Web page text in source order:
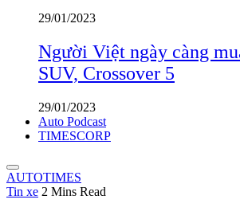
29/01/2023
Người Việt ngày càng
SUV, Crossover 5
29/01/2023
Auto Podcast
TIMESCORP
AUTOTIMES
Tin xe 2 Mins Read